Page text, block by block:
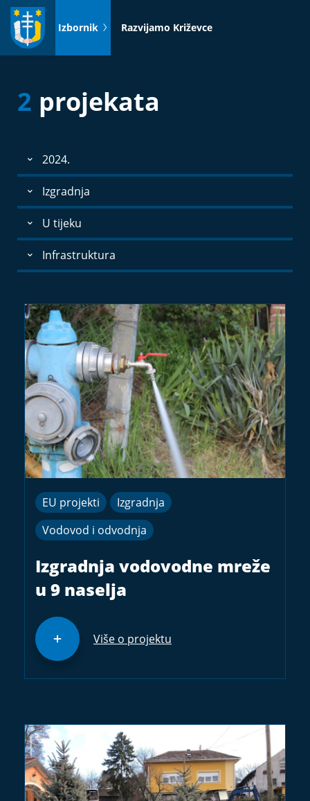
Idi
sadržaj
Izbornik Razvijamo Križevce
2 projekata
2024.
Izgradnja
U tijeku
Infrastruktura
EU projekti
Izgradnja
Vodovod i odvodnja
Izgradnja vodovodne mreže
u 9 naselja
Više o projektu